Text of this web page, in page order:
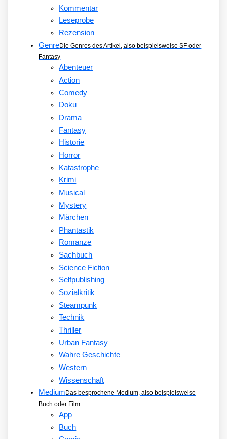
Kommentar
Leseprobe
Rezension
GenreDie Genres des Artikel, also beispielsweise SF oder
Fantasy
Abenteuer
Action
Comedy
Doku
Drama
Fantasy
Historie
Horror
Katastrophe
Krimi
Musical
Mystery
Märchen
Phantastik
Romanze
Sachbuch
Science Fiction
Selfpublishing
Sozialkritik
Steampunk
Technik
Thriller
Urban Fantasy
Wahre Geschichte
Western
Wissenschaft
Medium Das besprochene Medium, also beispielsweise
Buch oder Film
App
Buch